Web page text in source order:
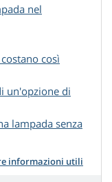
nel
così
un'opzione di
lampada senza
informazioni utili